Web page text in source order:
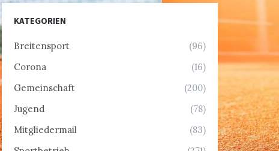
KATEGORIEN
Breitensport
(96)
Corona
(16)
Gemeinschaft
(200)
Jugend
(78)
Mitgliedermail
(83)